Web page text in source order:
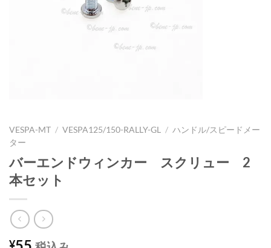
VESPA-MT / VESPA125/150-RALLY-GL / ハンドル/スピードメー
ター
バーエンドウィンカー スクリュー 2
本セット
¥